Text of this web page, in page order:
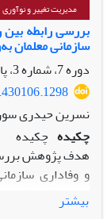
مدیریت تغییر و نوآوری
بررسی رابطه
سازمانی معلمان
دوره 7، شماره 3، پاییز 1404، صفحه
نسرین حیدری
چکیده چکیده
هدف پژوهش
و وفاداری
جامعه پژوهش
بیشتر